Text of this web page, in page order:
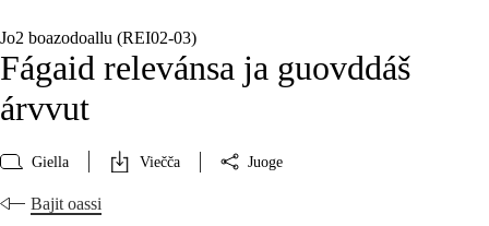
Jo2 boazodoallu (REI02‑03)
Fágaid relevánsa ja guovddáš
árvvut
Giella Viečča Juoge
Bajit oassi